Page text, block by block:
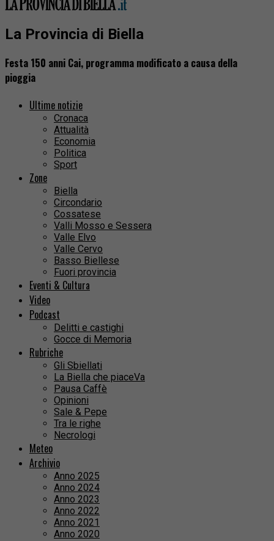
La Provincia di Biella
Festa 150 anni Cai, programma modificato a causa della
pioggia
Ultime notizie
Cronaca
Attualità
Economia
Politica
Sport
Zone
Biella
Circondario
Cossatese
Valli Mosso e Sessera
Valle Elvo
Valle Cervo
Basso Biellese
Fuori provincia
Eventi & Cultura
Video
Podcast
Delitti e castighi
Gocce di Memoria
Rubriche
Gli Sbiellati
La Biella che piaceVa
Pausa Caffè
Opinioni
Sale & Pepe
Tra le righe
Necrologi
Meteo
Archivio
Anno 2025
Anno 2024
Anno 2023
Anno 2022
Anno 2021
Anno 2020